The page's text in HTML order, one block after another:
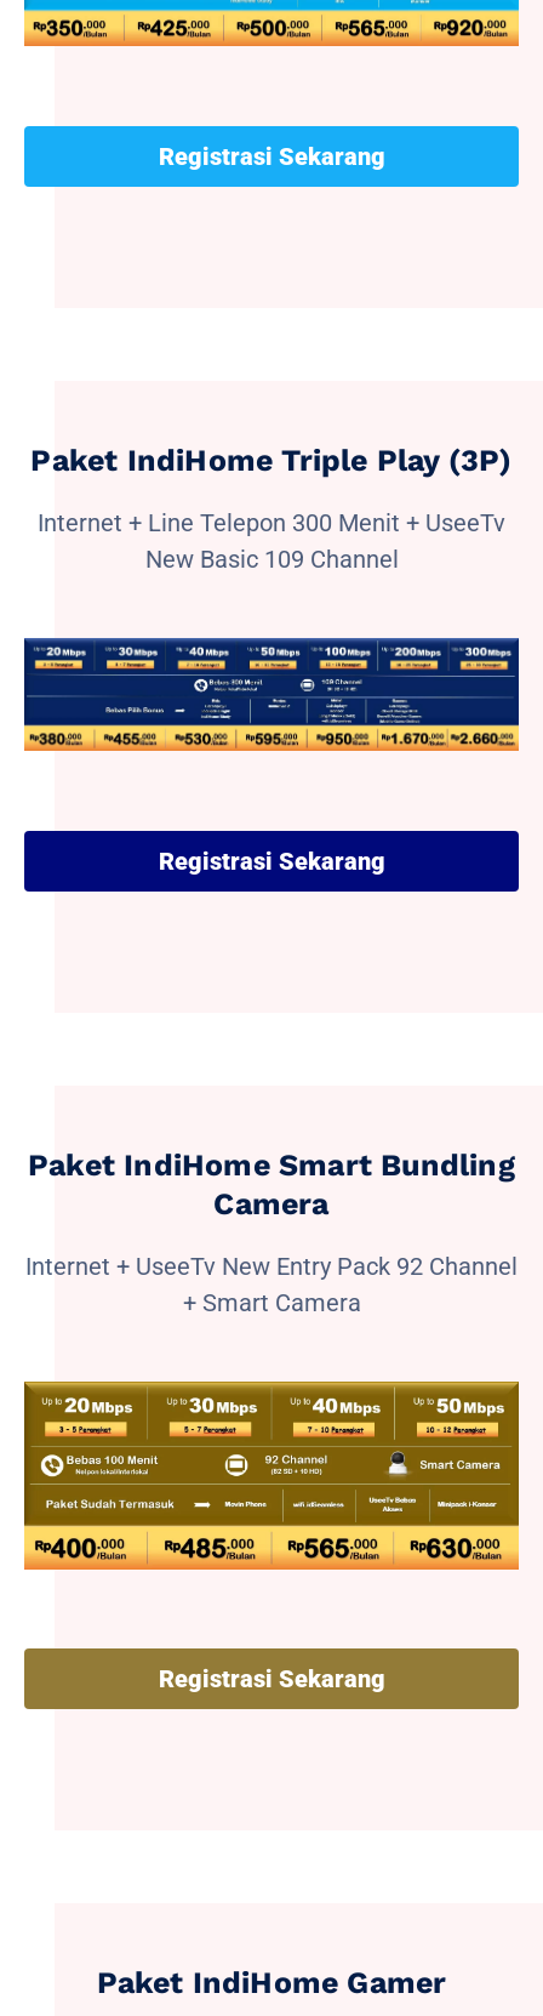
Registrasi Sekarang
Paket IndiHome Triple Play (3P)
Internet + Line Telepon 300 Menit + UseeTv
New Basic 109 Channel
Registrasi Sekarang
Paket IndiHome Smart Bundling
Camera
Internet + UseeTv New Entry Pack 92 Channel
+ Smart Camera
Registrasi Sekarang
Paket IndiHome Gamer